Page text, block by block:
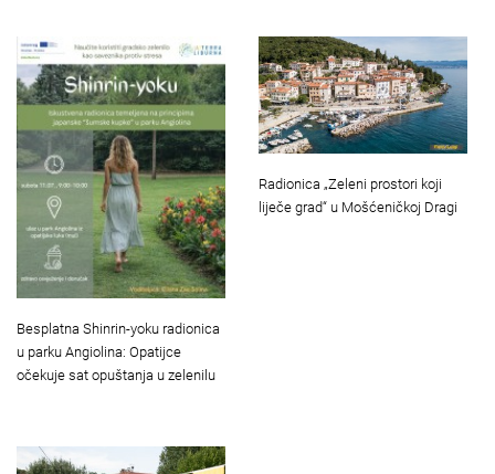
Besplatna Shinrin-yoku radionica
u parku Angiolina: Opatijce
očekuje sat opuštanja u zelenilu
Radionica „Zeleni prostori koji
liječe grad“ u Mošćeničkoj Dragi